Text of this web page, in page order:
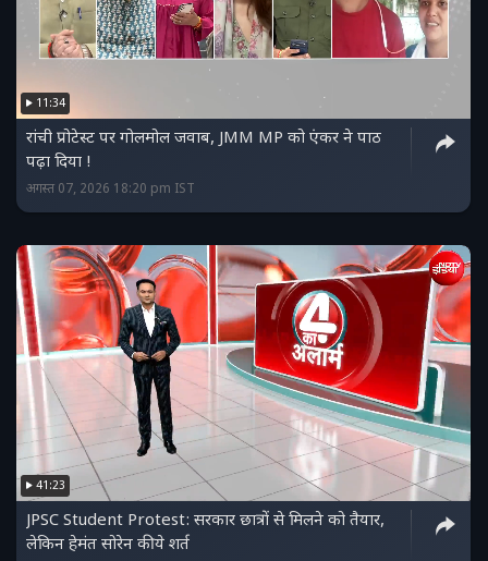
11:34
रांची प्रोटेस्ट पर गोलमोल जवाब, JMM MP को एंकर ने पाठ
पढ़ा दिया !
अगस्त 07, 2026 18:20 pm IST
41:23
JPSC Student Protest: सरकार छात्रों से मिलने को तैयार,
लेकिन हेमंत सोरेन की ये शर्त